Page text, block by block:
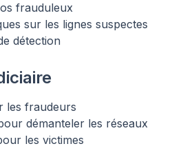
frauduleux
sur les lignes suspectes
détection
les fraudeurs
démanteler les réseaux
les victimes